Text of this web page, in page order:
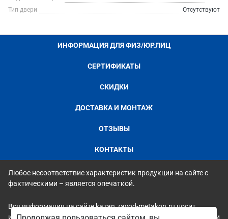
Тип двери
Отсутствуют
ИНФОРМАЦИЯ ДЛЯ ФИЗ/ЮР.ЛИЦ
СЕРТИФИКАТЫ
СКИДКИ
ДОСТАВКА И МОНТАЖ
ОТЗЫВЫ
КОНТАКТЫ
Любое несоответствие характеристик продукции на сайте с
фактическими – является опечаткой.
Вся информация на сайте kazan.zavod-metakon.ru носит
исключительно ознакомительный и справочный характер и ни